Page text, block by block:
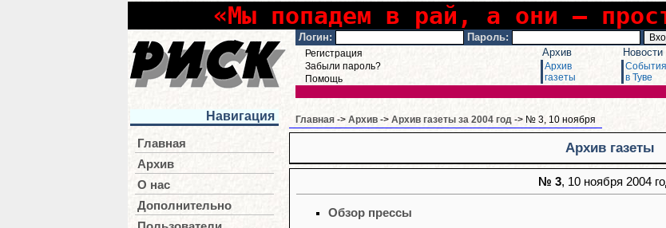
«Мы попадем в рай, а они –
Логин: Пароль:
Регистрация
Забыли пароль?
Помощь
Архив
Архив
газеты
Новости
События
в Туве
Навигация
Главная
Архив
О нас
Дополнительно
Главная -> Архив -> Архив газеты за 2004 год -> № 3, 10 ноября
Архив газеты
№ 3, 10 ноября 2004
Обзор прессы